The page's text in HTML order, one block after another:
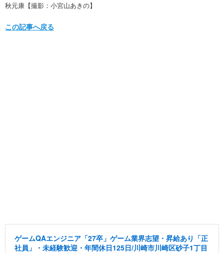
秋元康【撮影：小宮山あきの】
この記事へ戻る
ゲームQAエンジニア「27卒」ゲーム業界志望・昇給あり「正
社員」・未経験歓迎・年間休日125日/川崎市川崎区砂子1丁目